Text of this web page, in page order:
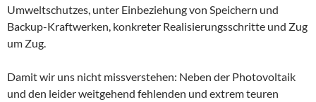
Umweltschutzes, unter Einbeziehung von Speichern und
Backup-Kraftwerken, konkreter Realisierungsschritte und Zug
um Zug.
Damit wir uns nicht missverstehen: Neben der Photovoltaik
und den leider weitgehend fehlenden und extrem teuren